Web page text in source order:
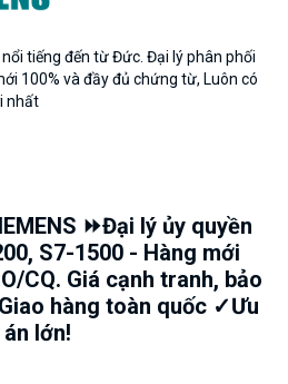
tiếng đến từ Đức. Đại lý phân phối
100% và đầy đủ chứng từ, Luôn có
nhất
⏩Đại lý ủy quyền
S7-1500 - Hàng mới
CQ. Giá cạnh tranh, bảo
hàng toàn quốc ✓Ưu
lớn!